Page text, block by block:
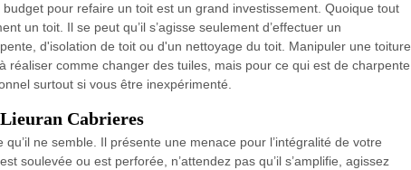
pour refaire un toit est un grand investissement. Quoique tout
un toit. Il se peut qu’il s’agisse seulement d’effectuer un
d'isolation de toit ou d'un nettoyage du toit. Manipuler une toiture
réaliser comme changer des tuiles, mais pour ce qui est de charpente
surtout si vous être inexpérimenté.
Lieuran Cabrieres
ne semble. Il présente une menace pour l’intégralité de votre
soulevée ou est perforée, n’attendez pas qu’il s’amplifie, agissez